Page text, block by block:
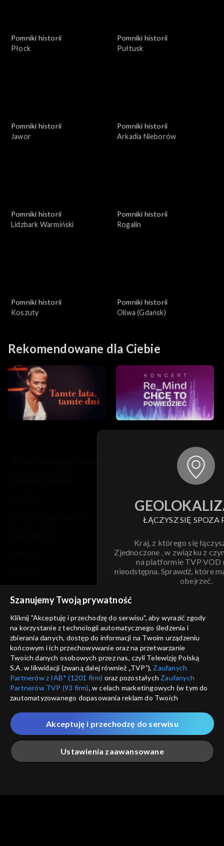
Pomniki historii
Płock
Pomniki historii
Pułtusk
Pomniki historii
Jawor
Pomniki historii
Arkadia Nieborów
Pomniki historii
Lidzbark Warmiński
Pomniki historii
Rogalin
Pomniki historii
Koszuty
Pomniki historii
Oliwa (Gdańsk)
Rekomendowane dla Ciebie
ŁĄCZYSZ SIĘ SPOZA
Kraj, z którego się
Zjednoczone , w związku z
na platformie TVP VOD
nieodstępna. Sprawdź, które
obejrzeć.
ANULUJ
informacje o dostawcy usług
Szanujemy Twoją prywatność
Kliknij "Akceptuję i przechodzę do serwisu", aby wyrazić zgody
na korzystanie z technologii automatycznego śledzenia i
zbierania danych, dostęp do informacji na Twoim urządzeniu
końcowym i ich przechowywanie oraz na przetwarzanie
Twoich danych osobowych przez nas, czyli Telewizję Polską
S.A. w likwidacji (zwaną dalej również „TVP”), Zaufanych
Partnerów z IAB* (1201 firm) oraz pozostałych Zaufanych
Partnerów TVP (93 firm), w celach marketingowych (w tym do
zautomatyzowanego dopasowania reklam do Twoich
które wskazujemy poniżej, a także zgody na udostępnianie
przez nas identyfikatora PPID do Google.
Twoje dane osobowe zbierane podczas odwiedzania przez
Ciebie naszych
poszczególnych serwisówzwanych dalej
„Portalem”, w tym informacje zapisywane za pomocą
Ustawienia zaawansowane
Akceptuję i przechodzę do serwisu